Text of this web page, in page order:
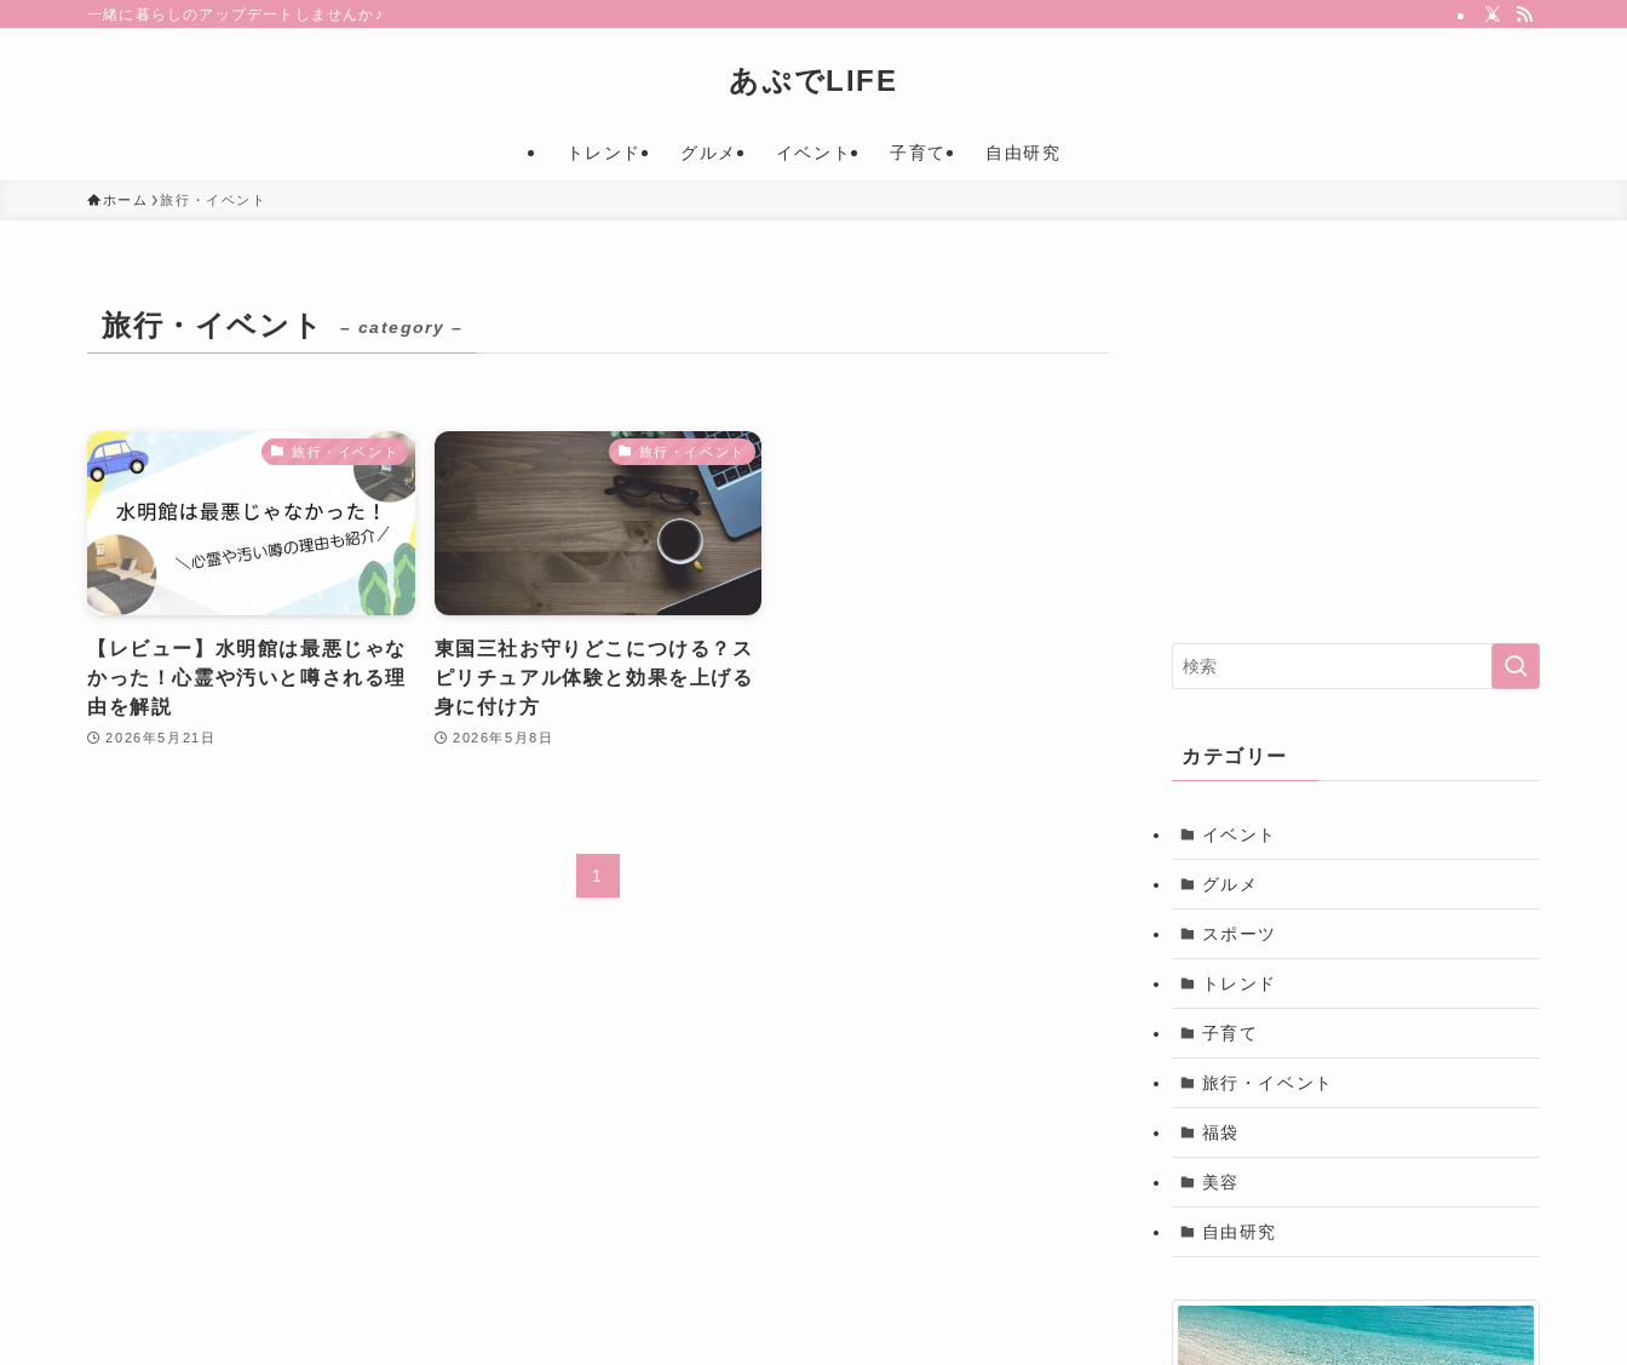
一緒に暮らしのアップデートしませんか♪
あぷでLIFE
トレンド グルメ イベント 子育て 自由研究
ホーム 旅行・イベント
旅行・イベント – category –
旅行・イベント
【レビュー】水明館は最悪じゃな
かった！心霊や汚いと噂される理
由を解説
2026年5月21日
旅行・イベント
東国三社お守りどこにつける？ス
ピリチュアル体験と効果を上げる
身に付け方
2026年5月8日
1
カテゴリー
イベント
グルメ
スポーツ
トレンド
子育て
旅行・イベント
福袋
美容
自由研究